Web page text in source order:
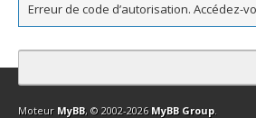
Erreur de code d’autorisation.
Contact Club Affiliation Retourner en
Moteur MyBB, © 2002-2026 MyBB Group.